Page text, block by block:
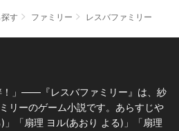
す ファミリー レスバファミリー
！」――『レスバファミリー』は、紗
リーのゲーム小説です。あらすじや
」「扇理 ヨル(あおり よる)」「扇理